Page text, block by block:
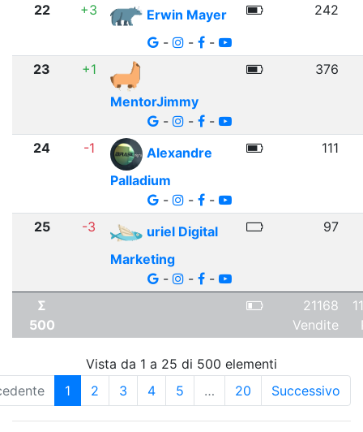
22 +3
Erwin Mayer
-
- -
242
23
+1
MentorJimmy
-
- -
376
24 -1
Alexandre
Palladium
-
- -
111
25 -3
uriel Digital
Marketing
-
- -
97
Σ
500
21168
Vendite
Vista da 1 a 25 di 500 elementi
1 2 3 4 5 … 20 Successivo